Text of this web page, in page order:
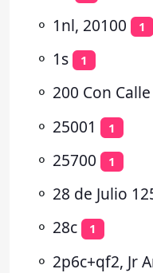
⚬ 1nl, 20100 1
⚬ 1s 1
⚬ 200 Con
⚬ 25001 1
⚬ 25700 1
⚬ 28 de Julio
⚬ 28c 1
⚬ 2p6c+qf2, Jr